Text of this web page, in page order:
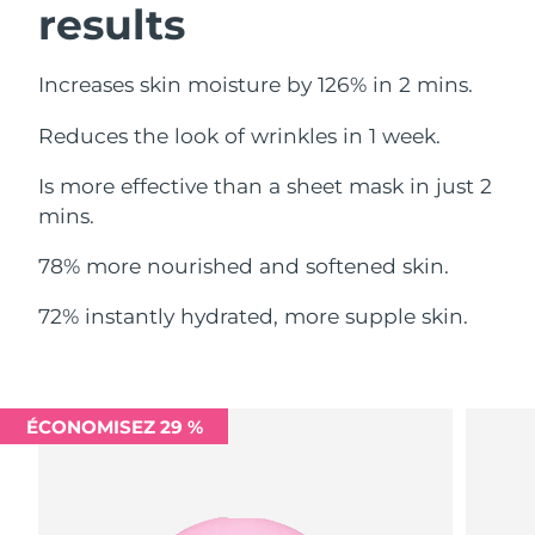
results
Increases skin moisture by 126% in 2 mins.
Reduces the look of wrinkles in 1 week.
Is more effective than a sheet mask in just 2
mins.
78% more nourished and softened skin.
72% instantly hydrated, more supple skin.
ÉCONOMISEZ 29 %
Porto Rico
Qatar Livraison estimée8/11/26
La Réunion Livraison estimée 8/15/26
Russie